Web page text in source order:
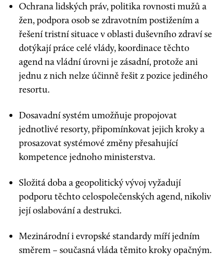
Ochrana lidských práv, politika rovnosti mužů a
žen, podpora osob se zdravotním postižením a
řešení tristní situace v oblasti duševního zdraví se
dotýkají práce celé vlády, koordinace těchto
agend na vládní úrovni je zásadní, protože ani
jednu z nich nelze účinně řešit z pozice jediného
resortu.
Dosavadní systém umožňuje propojovat
jednotlivé resorty, připomínkovat jejich kroky a
prosazovat systémové změny přesahující
kompetence jednoho ministerstva.
Složitá doba a geopolitický vývoj vyžadují
podporu těchto celospolečenských agend, nikoliv
její oslabování a destrukci.
Mezinárodní i evropské standardy míří jedním
směrem – současná vláda těmito kroky opačným.